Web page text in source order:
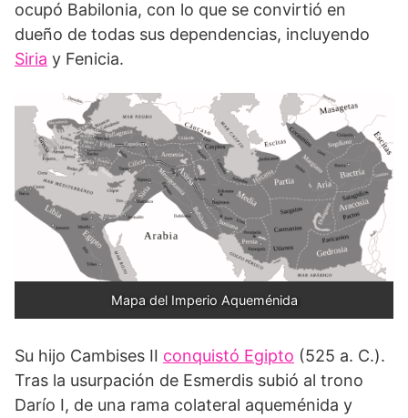
ocupó Babilonia, con lo que se convirtió en
dueño de todas sus dependencias, incluyendo
Siria y Fenicia.
Mapa del Imperio Aqueménida
Su hijo Cambises II conquistó Egipto (525 a. C.).
Tras la usurpación de Esmerdis subió al trono
Darío I, de una rama colateral aqueménida y